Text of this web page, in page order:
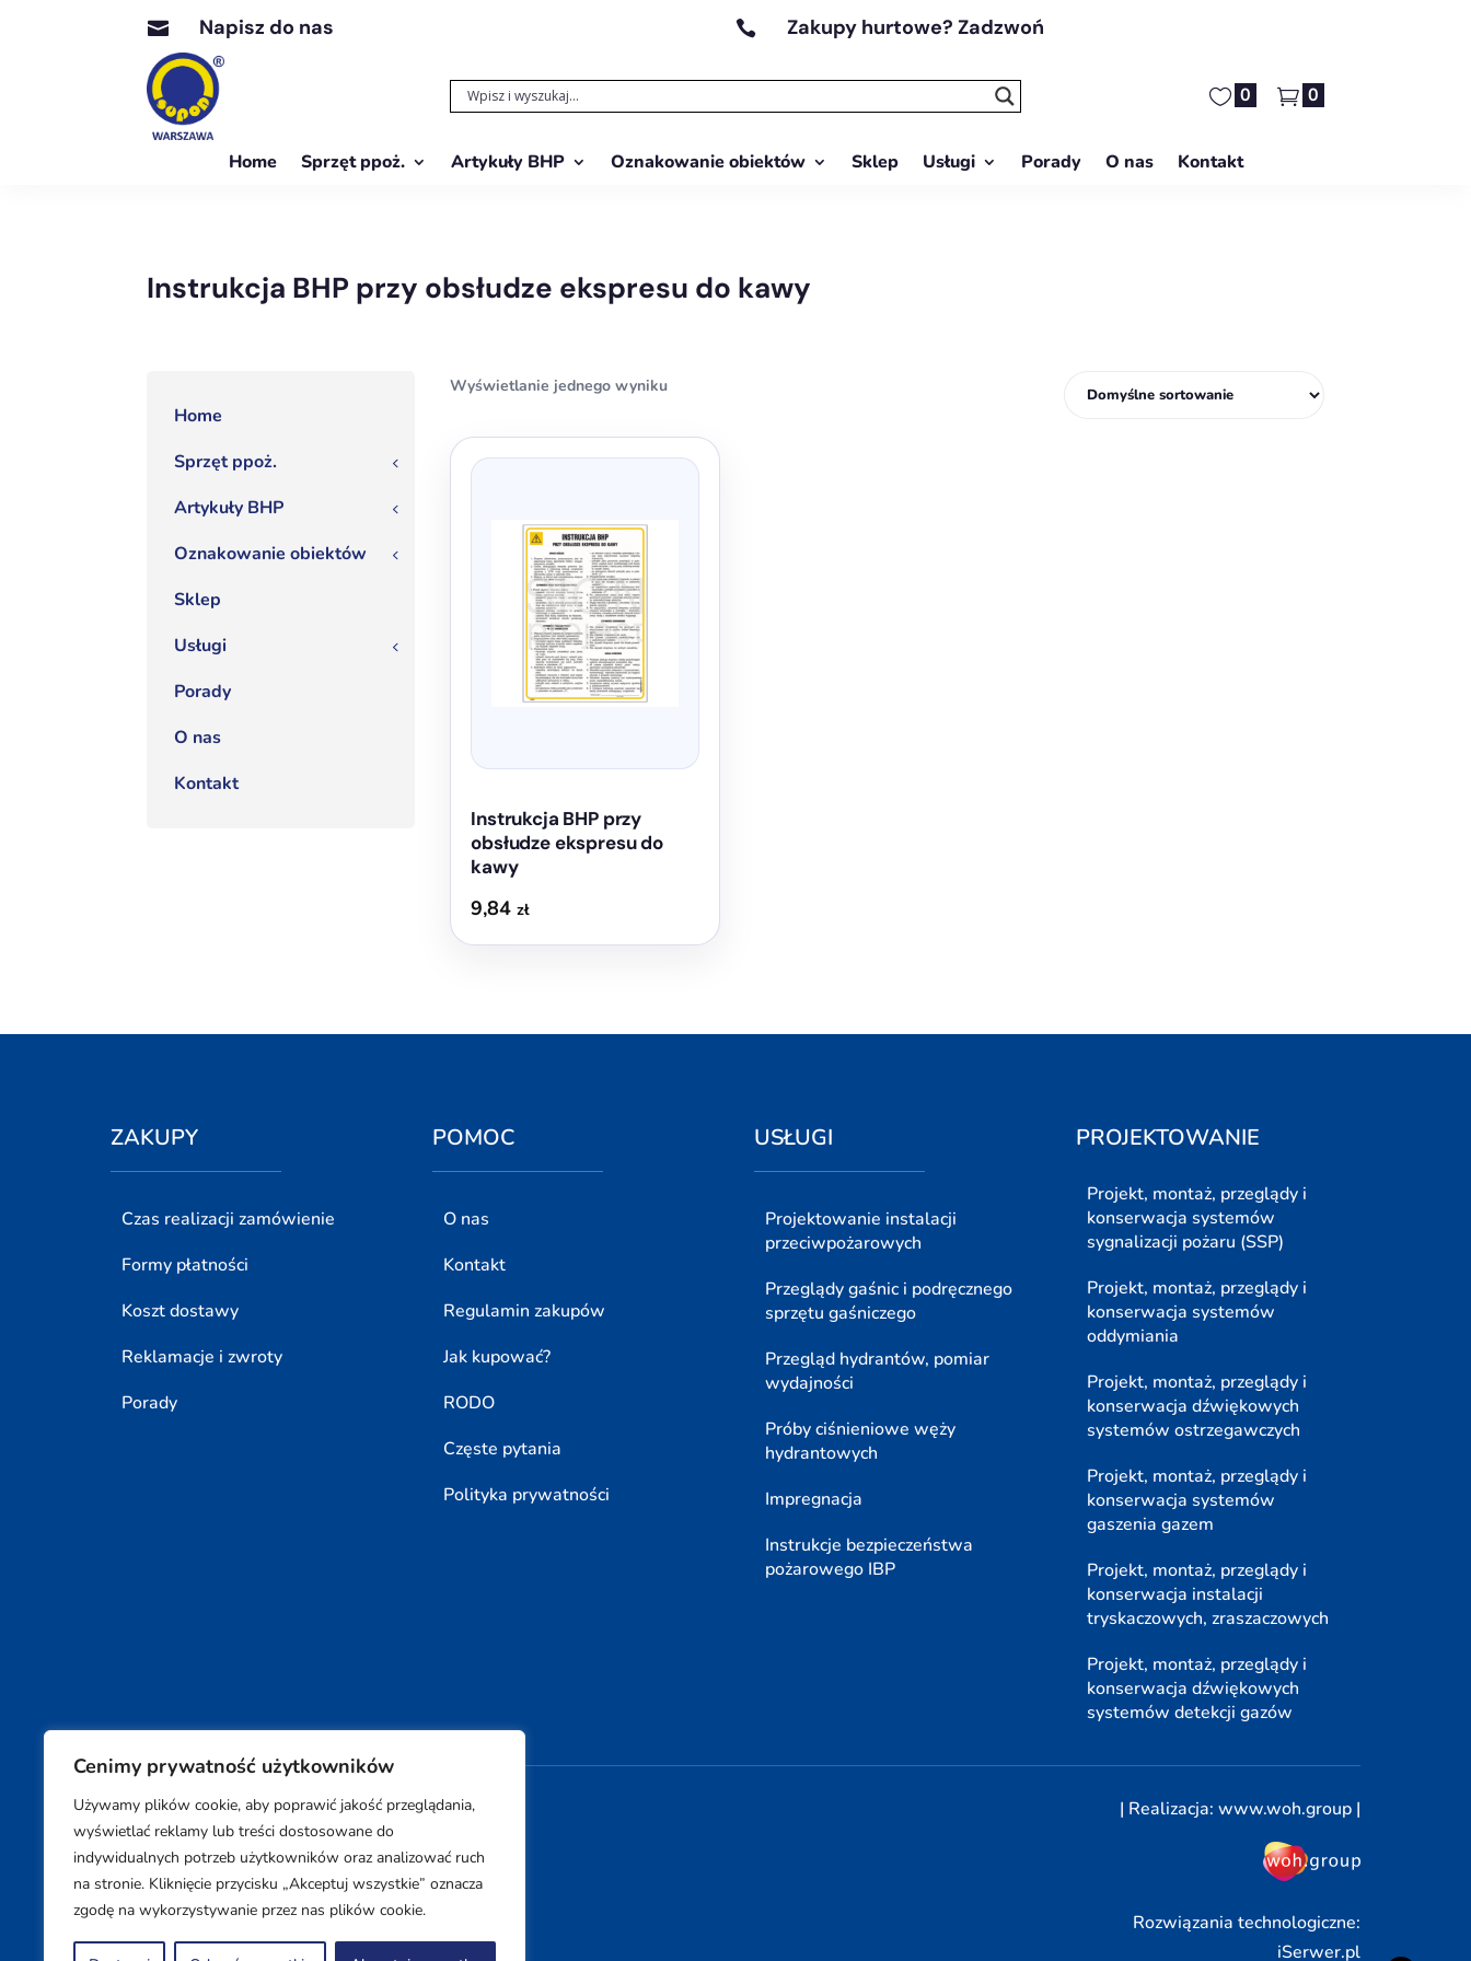
Cenimy prywatność użytkowników
Używamy plików cookie, aby poprawić jakość przeglądania,
wyświetlać reklamy lub treści dostosowane do
indywidualnych potrzeb użytkowników oraz analizować ruch
na stronie. Kliknięcie przycisku „Akceptuj wszystkie” oznacza
zgodę na wykorzystywanie przez nas plików cookie.
 Napisz do nas  Zakupy hurtowe? Zadzwoń
0 0
Home Sprzęt ppoż. Artykuły BHP Oznakowanie obiektów Sklep Usługi Porady O nas Kontakt
Instrukcja BHP przy obsłudze ekspresu do kawy
Home
Sprzęt ppoż.
3
Artykuły BHP 3
Oznakowanie obiektów 3
Sklep
Usługi
3
Porady
O nas
Kontakt
Wyświetlanie jednego wyniku
Instrukcja BHP przy
obsłudze ekspresu do
kawy
9,84zł
Ten
wariantów.
ZAKUPY
Czas realizacji zamówienie
Formy płatności
Koszt dostawy
Reklamacje i zwroty
Porady
POMOC
O nas
Kontakt
Regulamin zakupów
Jak kupować?
RODO
Częste pytania
Polityka prywatności
USŁUGI
Projektowanie instalacji
przeciwpożarowych
Przeglądy gaśnic i podręcznego
sprzętu gaśniczego
Przegląd hydrantów, pomiar
wydajności
Próby ciśnieniowe węży
hydrantowych
Impregnacja
Instrukcje bezpieczeństwa
pożarowego IBP
PROJEKTOWANIE
Projekt, montaż, przeglądy i
konserwacja systemów
sygnalizacji pożaru (SSP)
Projekt, montaż, przeglądy i
konserwacja systemów
oddymiania
Projekt, montaż, przeglądy i
konserwacja dźwiękowych
systemów ostrzegawczych
Projekt, montaż, przeglądy i
konserwacja systemów
gaszenia gazem
Projekt, montaż, przeglądy i
konserwacja instalacji
tryskaczowych, zraszaczowych
Projekt, montaż, przeglądy i
konserwacja dźwiękowych
systemów detekcji gazów
Copyright © 2026 SUPON BC sp, z o. o. sp. k. | Realizacja:www.woh.group |
Rozwiązania technologiczne:
iSerwer.pl